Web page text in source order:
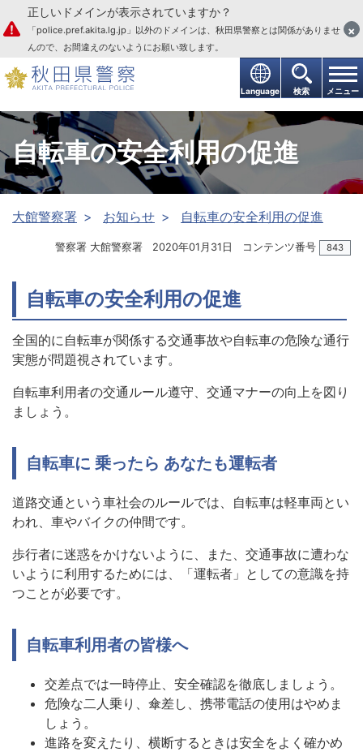
本文へ
Language 検索 メニュー
正しいドメインが表示されていますか？
「police.pref.akita.lg.jp」以外のドメインは、秋田県警察とは関係がありませ
んので、お間違えのないようにお願い致します。
×
自転車の安全利用の促進
大館警察署 お知らせ 自転車の安全利用の促進
警察署 大館警察署 2020年01月31日 コンテンツ番号 843
自転車の安全利用の促進
全国的に自転車が関係する交通事故や自転車の危険な通行
実態が問題視されています。
自転車利用者の交通ルール遵守、交通マナーの向上を図り
ましょう。
自転車に 乗ったら あなたも運転者
道路交通という車社会のルールでは、自転車は軽車両とい
われ、車やバイクの仲間です。
歩行者に迷惑をかけないように、また、交通事故に遭わな
いように利用するためには、「運転者」としての意識を持
つことが必要です。
自転車利用者の皆様へ
交差点では一時停止、安全確認を徹底しましょう。
危険な二人乗り、傘差し、携帯電話の使用はやめま
しょう。
進路を変えたり、横断するときは安全をよく確かめ